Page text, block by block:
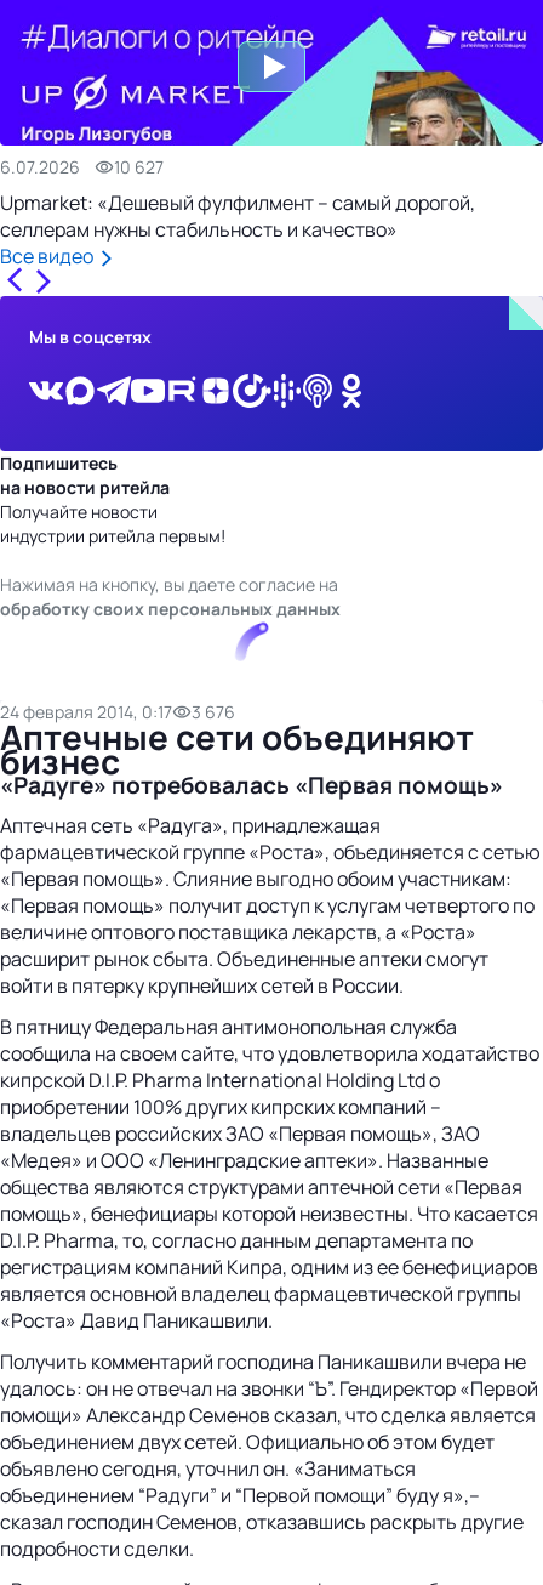
6.07.2026 10 627
Upmarket: «Дешевый фулфилмент – самый дорогой,
селлерам нужны стабильность и качество»
Все видео
Мы в соцсетях
Подпишитесь
на новости ритейла
Получайте новости
индустрии ритейла первым!
Нажимая на кнопку, вы даете согласие на
обработку своих персональных данных
24 февраля 2014, 0:17 3 676
Аптечные сети объединяют
бизнес
«Радуге» потребовалась «Первая помощь»
Аптечная сеть «Радуга», принадлежащая
фармацевтической группе «Роста», объединяется с сетью
«Первая помощь». Слияние выгодно обоим участникам:
«Первая помощь» получит доступ к услугам четвертого по
величине оптового поставщика лекарств, а «Роста»
расширит рынок сбыта. Объединенные аптеки смогут
войти в пятерку крупнейших сетей в России.
В пятницу Федеральная антимонопольная служба
сообщила на своем сайте, что удовлетворила ходатайство
кипрской D.I.P. Pharma International Holding Ltd о
приобретении 100% других кипрских компаний –
владельцев российских ЗАО «Первая помощь», ЗАО
«Медея» и ООО «Ленинградские аптеки». Названные
общества являются структурами аптечной сети «Первая
помощь», бенефициары которой неизвестны. Что касается
D.I.P. Pharma, то, согласно данным департамента по
регистрациям компаний Кипра, одним из ее бенефициаров
является основной владелец фармацевтической группы
«Роста» Давид Паникашвили.
Получить комментарий господина Паникашвили вчера не
удалось: он не отвечал на звонки “Ъ”. Гендиректор «Первой
помощи» Александр Семенов сказал, что сделка является
объединением двух сетей. Официально об этом будет
объявлено сегодня, уточнил он. «Заниматься
объединением “Радуги” и “Первой помощи” буду я»,–
сказал господин Семенов, отказавшись раскрыть другие
подробности сделки.